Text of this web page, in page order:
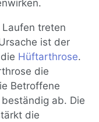
treten
ist der
Hüftarthrose.
die
Betroffene
ab. Die
die